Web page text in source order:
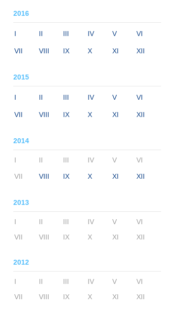
2016
I II III IV V VI
VII VIII IX X XI XII
2015
I II III IV V VI
VII VIII IX X XI XII
2014
I II III IV V VI
VII VIII IX X XI XII
2013
I II III IV V
VI
VII
VIII IX X XI XII
2012
I II III IV V
VI
VII
VIII IX X XI XII